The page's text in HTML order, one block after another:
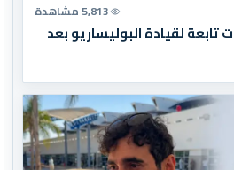
5,813 مشاهدة
لقيادة البوليساريو بعد